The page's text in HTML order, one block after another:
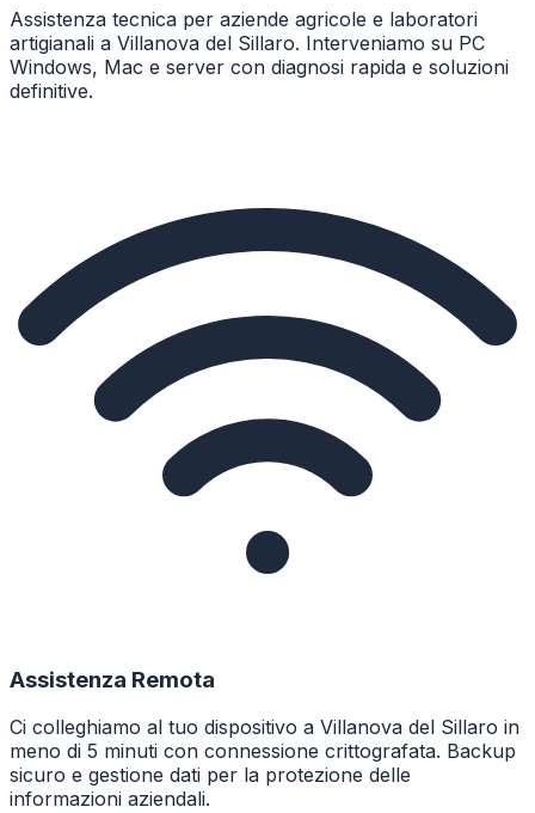
Assistenza tecnica per aziende agricole e laboratori
artigianali a Villanova del Sillaro. Interveniamo su PC
Windows, Mac e server con diagnosi rapida e soluzioni
definitive.
Assistenza Remota
Ci colleghiamo al tuo dispositivo a Villanova del Sillaro in
meno di 5 minuti con connessione crittografata. Backup
sicuro e gestione dati per la protezione delle
informazioni aziendali.